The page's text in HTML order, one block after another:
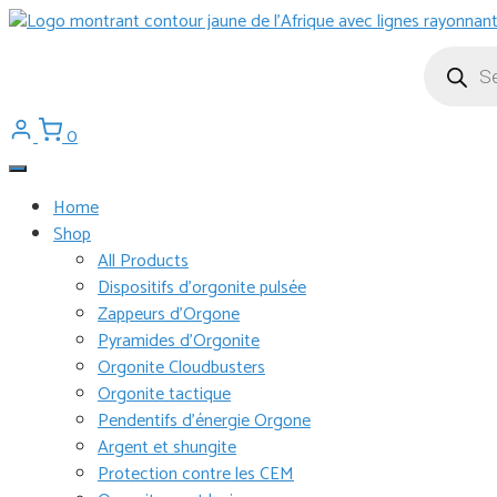
Aller
produits
0
Home
Shop
All Products
Dispositifs d’orgonite pulsée
Zappeurs d’Orgone
Pyramides d’Orgonite
Orgonite Cloudbusters
Orgonite tactique
Pendentifs d’énergie Orgone
Argent et shungite
Protection contre les CEM